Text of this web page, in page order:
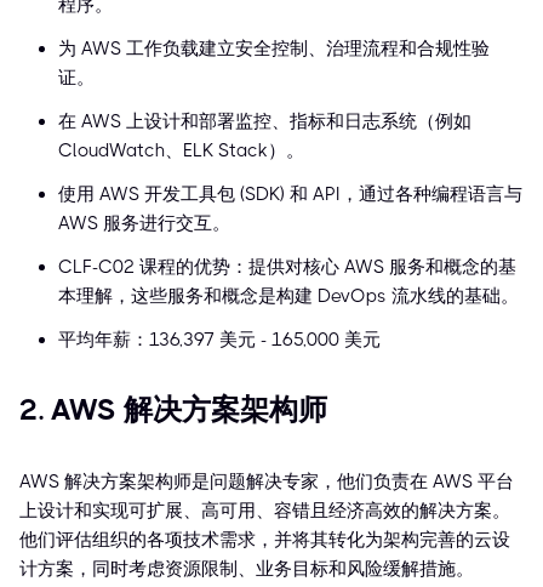
程序。
为 AWS 工作负载建立安全控制、治理流程和合规性验
证。
在 AWS 上设计和部署监控、指标和日志系统（例如
CloudWatch、ELK Stack）。
使用 AWS 开发工具包 (SDK) 和 API，通过各种编程语言与
AWS 服务进行交互。
CLF-C02 课程的优势：提供对核心 AWS 服务和概念的基
本理解，这些服务和概念是构建 DevOps 流水线的基础。
平均年薪：136,397 美元 - 165,000 美元
2. AWS 解决方案架构师
AWS 解决方案架构师是问题解决专家，他们负责在 AWS 平台
上设计和实现可扩展、高可用、容错且经济高效的解决方案。
他们评估组织的各项技术需求，并将其转化为架构完善的云设
计方案，同时考虑资源限制、业务目标和风险缓解措施。